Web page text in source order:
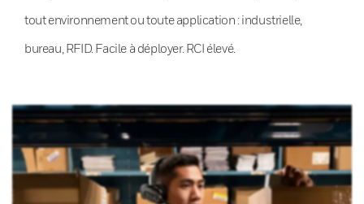
tout environnement ou toute application : industrielle,
bureau, RFID. Facile à déployer. RCI élevé.